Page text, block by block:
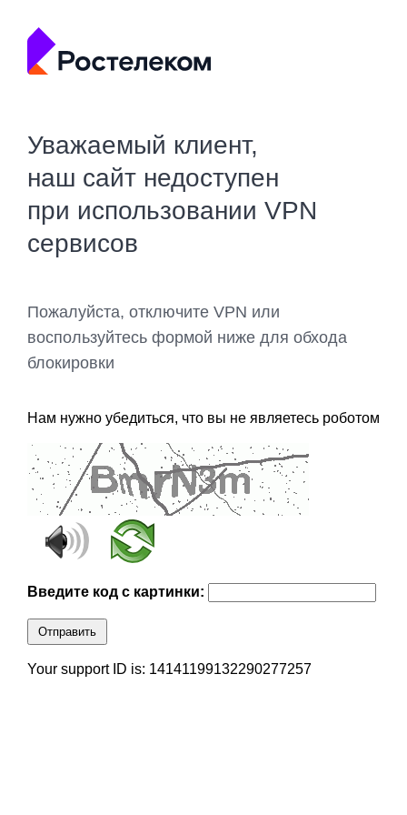
Уважаемый клиент,
наш сайт недоступен
при использовании VPN
сервисов
Пожалуйста, отключите VPN или
воспользуйтесь формой ниже для обхода
блокировки
Нам нужно убедиться, что вы не являетесь роботом
Введите код с картинки:
Отправить
Your support ID is: 14141199132290277257